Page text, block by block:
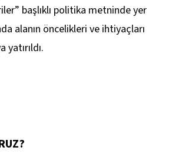
başlıklı politika metninde yer
alanın öncelikleri ve ihtiyaçları